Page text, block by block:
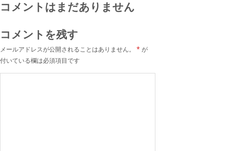
コメントはまだありません
コメントを残す
メールアドレスが公開されることはありません。 * が
付いている欄は必須項目です